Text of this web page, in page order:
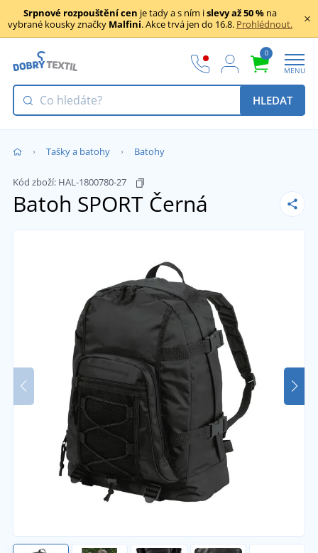
Srpnové rozpouštění cen je tady a s ním islevy až 50 % na
vybrané kousky značky Malfini. Akce trvá jen do 16.8. Prohlédnout.
0
MENU
HLEDAT
Tašky a batohy Batohy
Kód zboží: HAL-1800780-27
Batoh SPORT Černá